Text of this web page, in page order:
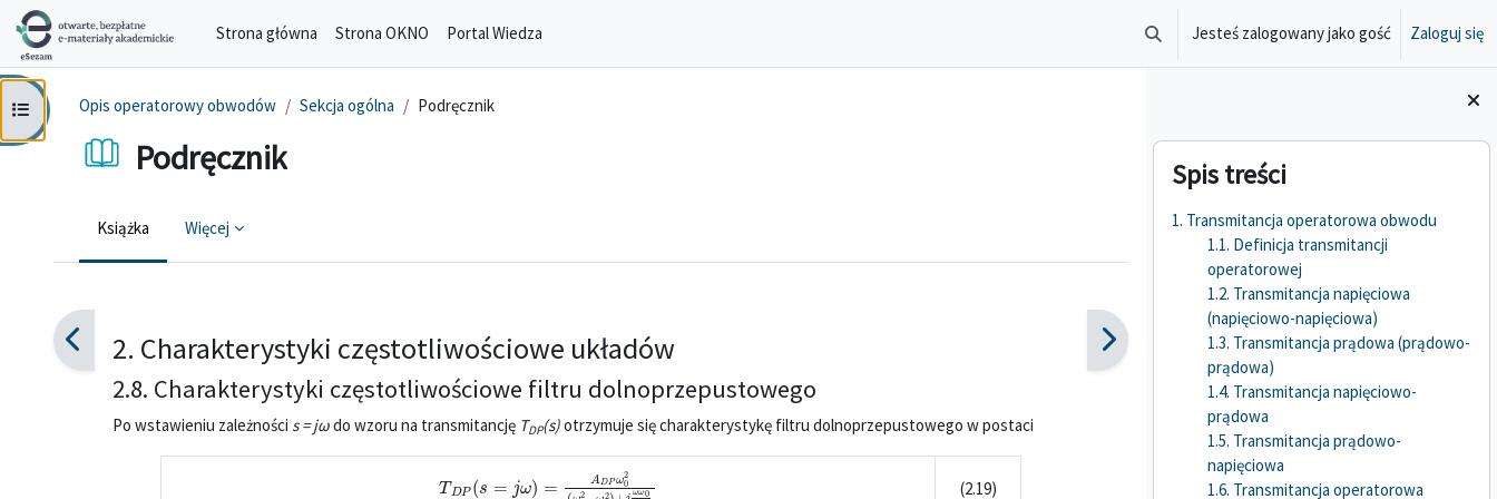
Przejdź do głównej zawartości
Strona główna
Strona OKNO Portal Wiedza Przełącznik wyszukiwarki
Jesteś zalogowany jako gość Zaloguj się
Bloki
Pomiń Spis treści
Spis treści
1. Transmitancja operatorowa obwodu
1.1. Definicja transmitancji
operatorowej
1.2. Transmitancja napięciowa
(napięciowo-napięciowa)
1.3. Transmitancja prądowa (prądowo-
prądowa)
1.4. Transmitancja napięciowo-
prądowa
1.5. Transmitancja prądowo-
napięciowa
1.6. Transmitancja operatorowa
Otwórz indeks kursu
Opis operatorowy obwodów Sekcja ogólna Podręcznik
Podręcznik
Książka Więcej
2. Charakterystyki częstotliwościowe układów
2.8. Charakterystyki częstotliwościowe filtru dolnoprzepustowego
Po wstawieniu zależności s=jωdo wzoru na transmitancję TDP(s)otrzymuje się charakterystykę filtru dolnoprzepustowego w postaci
TD ( )= A 2(ω02−
(2.19)